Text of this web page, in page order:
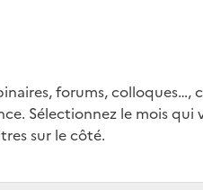
forums, colloques…,
Sélectionnez le mois qui
sur le côté.